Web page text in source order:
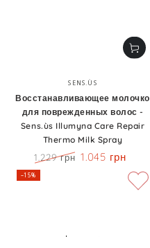
Бренд:
SENS.ÙS
Восстанавливающее молочко
для поврежденных волос -
Sens.ùs Illumyna Care Repair
Thermo Milk Spray
Цена
1.229 грн 1.045 грн
–15%